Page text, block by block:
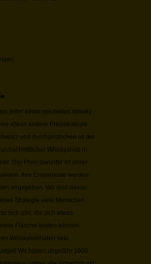
jeder einen speziellen Whisky
etwas andere Preisstrategie
und durchgestrichen ist der
Whiskyshop in
Der Preis darunter ist unser
Ihre Ersparnisse werden
angegeben. Wir sind davon
Strategie viele Menschen
sich alle, die sich etwas
Flasche leisten können.
Whiskyliebhaber sein,
Wir haben ungefähr 1000